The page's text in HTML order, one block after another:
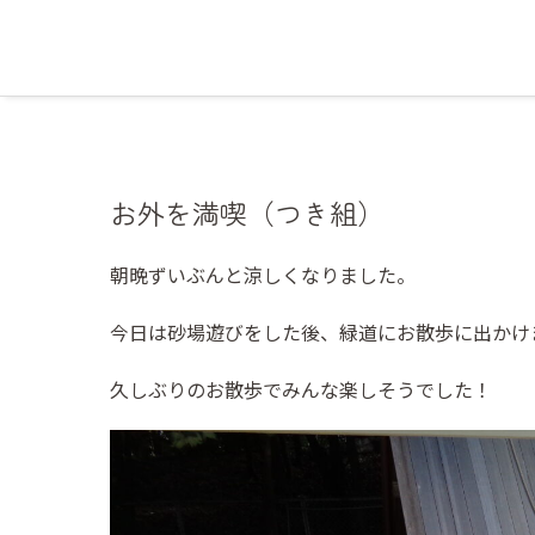
お外を満喫（つき組）
朝晩ずいぶんと涼しくなりました。
今日は砂場遊びをした後、緑道にお散歩に出か
久しぶりのお散歩でみんな楽しそうでした！